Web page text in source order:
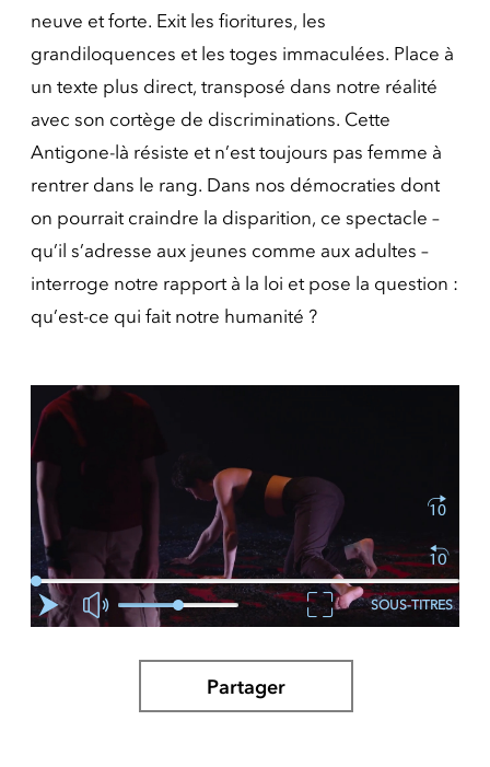
neuve et forte. Exit les fioritures, les
grandiloquences et les toges immaculées. Place à
un texte plus direct, transposé dans notre réalité
avec son cortège de discriminations. Cette
Antigone-là résiste et n’est toujours pas femme à
rentrer dans le rang. Dans nos démocraties dont
on pourrait craindre la disparition, ce spectacle –
qu’il s’adresse aux jeunes comme aux adultes –
interroge notre rapport à la loi et pose la question :
qu’est-ce qui fait notre humanité ?
SOUS-TITRES
Partager